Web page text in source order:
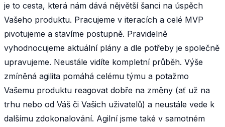
je to cesta, která nám dává nějvětší šanci na úspěch
Vašeho produktu. Pracujeme v iteracích a celé MVP
pivotujeme a stavíme postupně. Pravidelně
vyhodnocujeme aktuální plány a dle potřeby je společně
upravujeme. Neustále vidíte kompletní průběh. Výše
zmíněná agilita pomáhá celému týmu a potažmo
Vašemu produktu reagovat dobře na změny (ať už na
trhu nebo od Váš či Vašich uživatelů) a neustále vede k
dalšímu zdokonalování. Agilní jsme také v samotném